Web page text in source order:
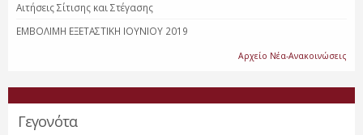
Αιτήσεις Σίτισης και Στέγασης
ΕΜΒΟΛΙΜΗ ΕΞΕΤΑΣΤΙΚΗ ΙΟΥΝΙΟΥ 2019
Αρχείο Νέα-Ανακοινώσεις
Γεγονότα